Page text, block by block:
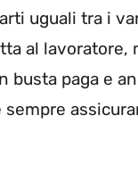
uguali tra i
al
busta paga e